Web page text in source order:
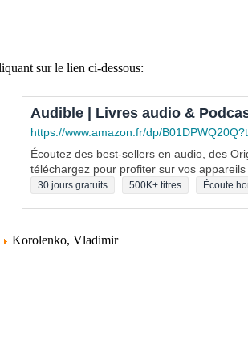
sur le lien ci-dessous:
Audible | Livres audio &
https://www.amazon.fr/dp/
Écoutez des best-sellers en audio, des
téléchargez pour profiter sur vos
30 jours gratuits 500K+ titres Écoute
Korolenko, Vladimir